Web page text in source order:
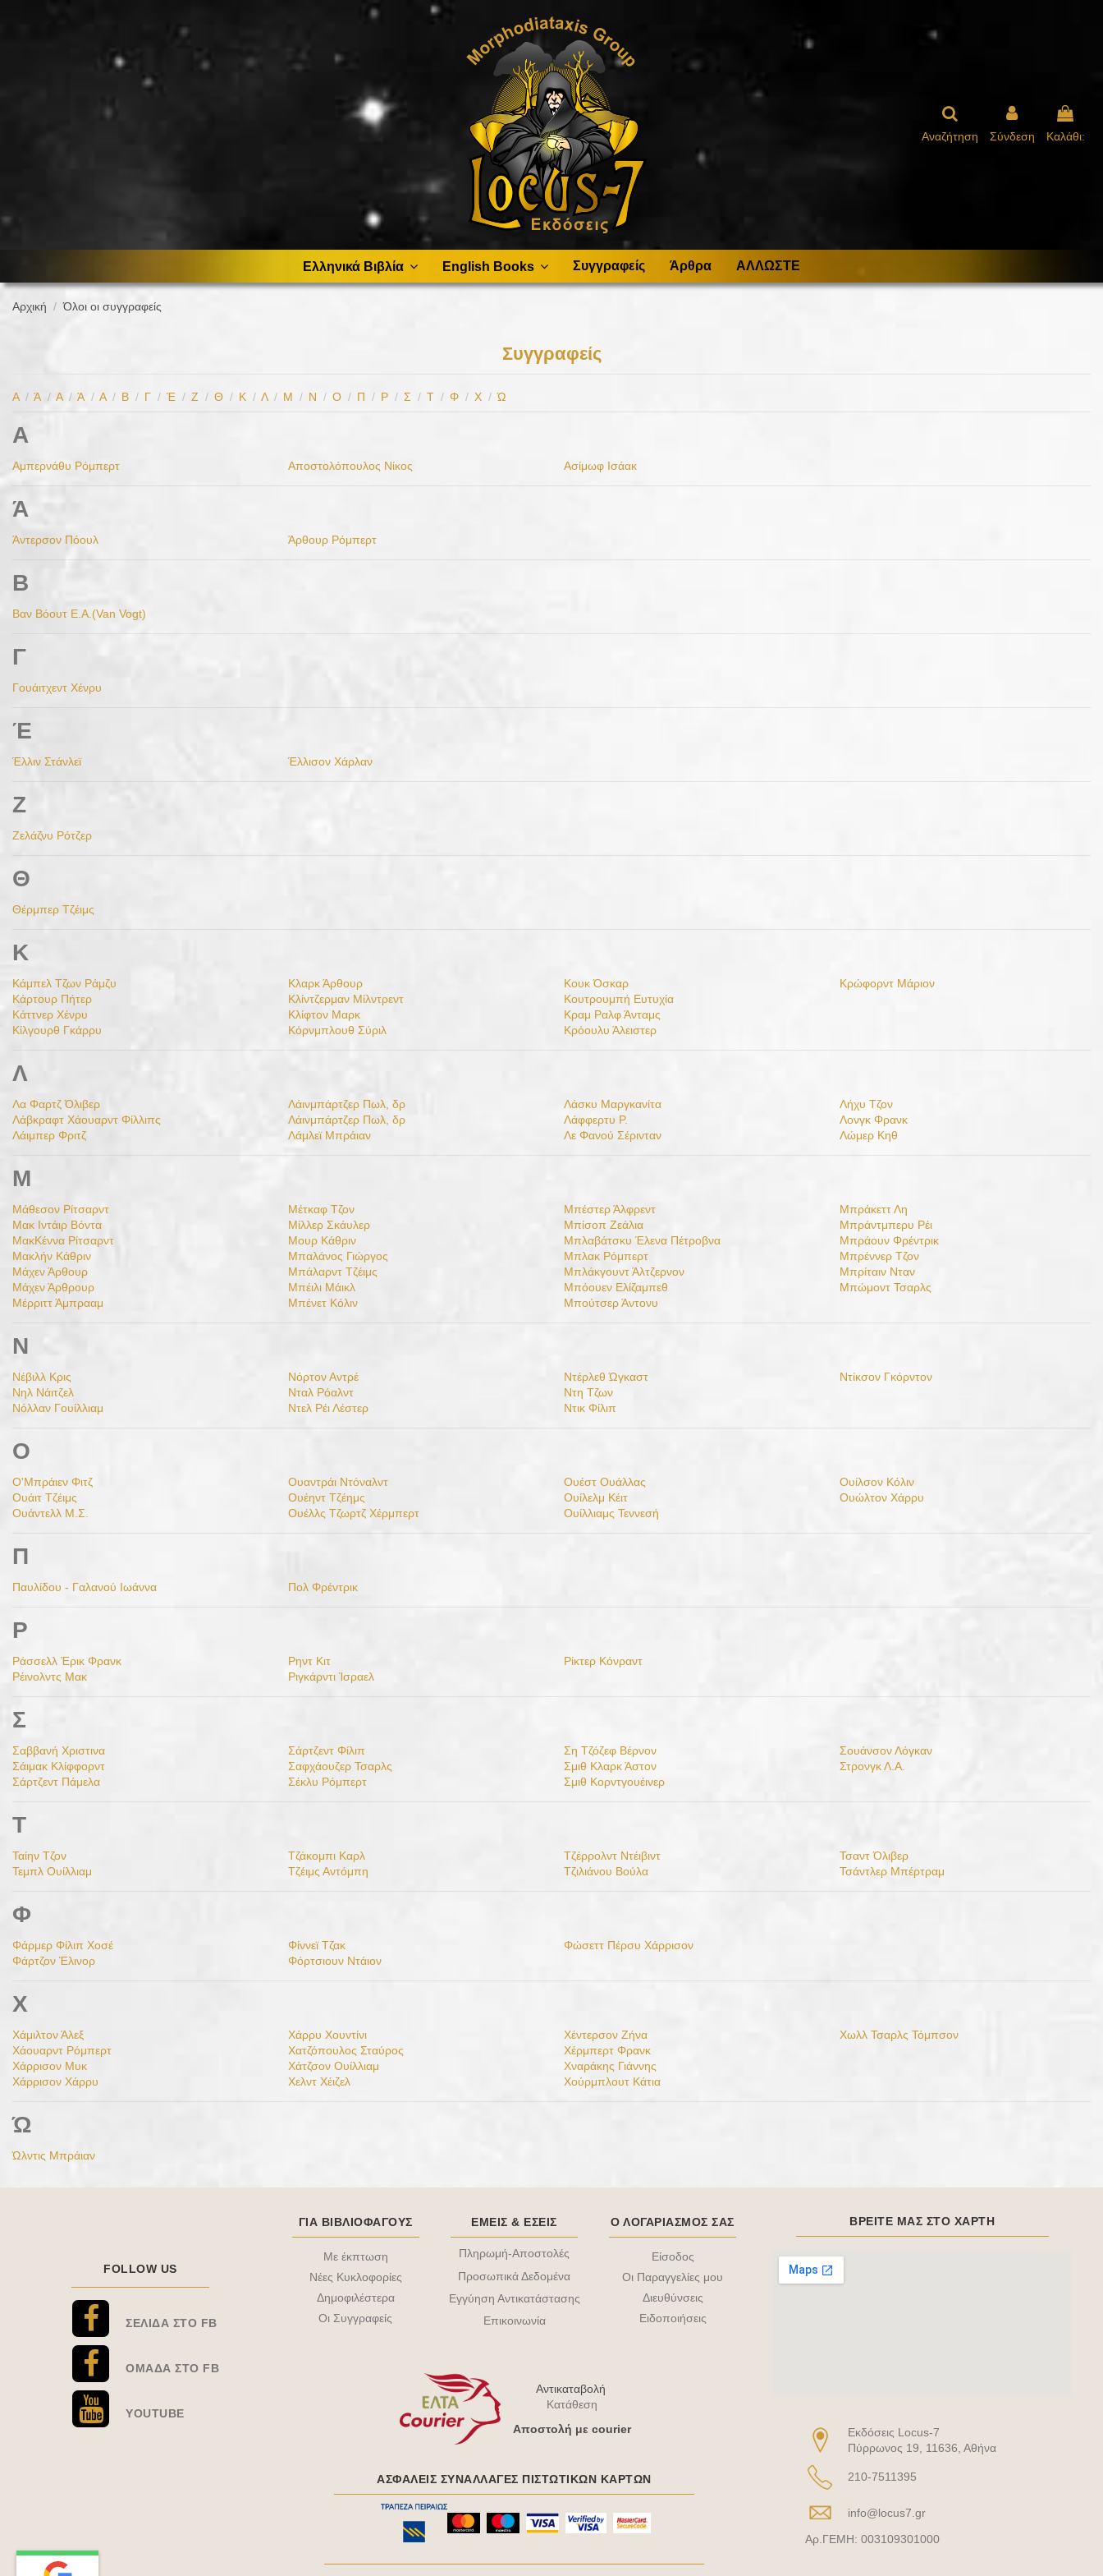
Αναζήτηση Σύνδεση Καλάθι:
Ελληνικά Βιβλία English Books Συγγραφείς Άρθρα ΑΛΛΩΣΤΕ
Αρχική Όλοι οι συγγραφείς
Συγγραφείς
Α / Ά / Α / Ά / Α / Β / Γ / Έ / Ζ / Θ / Κ / Λ / Μ / Ν / Ο / Π / Ρ / Σ / Τ / Φ / Χ / Ώ
Α
Αμπερνάθυ Ρόμπερτ Αποστολόπουλος Νίκος Ασίμωφ Ισάακ
Ά
Άντερσον Πόουλ Άρθουρ Ρόμπερτ
Β
Βαν Βόουτ Ε.Α.(Van Vogt)
Γ
Γουάιτχεντ Χένρυ
Έ
Έλλιν Στάνλεϊ Έλλισον Χάρλαν
Ζ
Ζελάζνυ Ρότζερ
Θ
Θέρμπερ Τζέιμς
Κ
Κάμπελ Τζων Ράμζυ
Κάρτουρ Πήτερ
Κάττνερ Χένρυ
Κίλγουρθ Γκάρρυ
Κλαρκ Άρθουρ
Κλίντζερμαν Μίλντρεντ
Κλίφτον Μαρκ
Κόρνμπλουθ Σύριλ
Κουκ Όσκαρ
Κουτρουμπή Ευτυχία
Κραμ Ραλφ Άνταμς
Κρόουλυ Άλειστερ
Κρώφορντ Μάριον
Λ
Λα Φαρτζ Όλιβερ
Λάβκραφτ Χάουαρντ Φίλλιπς
Λάιμπερ Φριτζ
Λάινμπάρτζερ Πωλ, δρ
Λάινμπάρτζερ Πωλ, δρ
Λάμλεϊ Μπράιαν
Λάσκυ Μαργκανίτα
Λάφφερτυ Ρ.
Λε Φανού Σέρινταν
Λήχυ Τζον
Λονγκ Φρανκ
Λώμερ Κηθ
Μ
Μάθεσον Ρίτσαρντ
Μακ Ιντάιρ Βόντα
ΜακΚέννα Ρίτσαρντ
Μακλήν Κάθριν
Μάχεν Άρθουρ
Μάχεν Άρθρουρ
Μέρριττ Άμπρααμ
Μέτκαφ Τζον
Μίλλερ Σκάυλερ
Μουρ Κάθριν
Μπαλάνος Γιώργος
Μπάλαρντ Τζέιμς
Μπέιλι Μάικλ
Μπένετ Κόλιν
Μπέστερ Άλφρεντ
Μπίσοπ Ζεάλια
Μπλαβάτσκυ Έλενα Πέτροβνα
Μπλακ Ρόμπερτ
Μπλάκγουντ Άλτζερνον
Μπόουεν Ελίζαμπεθ
Μπούτσερ Άντονυ
Μπράκεττ Λη
Μπράντμπερυ Ρέι
Μπράουν Φρέντρικ
Μπρέννερ Τζον
Μπρίταιν Νταν
Μπώμοντ Τσαρλς
Ν
Νέβιλλ Κρις
Νηλ Νάιτζελ
Νόλλαν Γουίλλιαμ
Νόρτον Αντρέ
Νταλ Ρόαλντ
Ντελ Ρέι Λέστερ
Ντέρλεθ Ώγκαστ
Ντη Τζων
Ντικ Φίλιπ
Ντίκσον Γκόρντον
Ο
Ο'Μπράιεν Φιτζ
Ουάιτ Τζέιμς
Ουάντελλ Μ.Σ.
Ουαντράι Ντόναλντ
Ουέηντ Τζέημς
Ουέλλς Τζωρτζ Χέρμπερτ
Ουέστ Ουάλλας
Ουίλελμ Κέιτ
Ουίλλιαμς Τεννεσή
Ουίλσον Κόλιν
Ουώλτον Χάρρυ
Π
Παυλίδου - Γαλανού Ιωάννα Πολ Φρέντρικ
Ρ
Ράσσελλ Έρικ Φρανκ
Ρέινολντς Μακ
Ρηντ Κιτ
Ριγκάρντι Ίσραελ
Ρίκτερ Κόνραντ
Σ
Σαββανή Χριστινα
Σάιμακ Κλίφφορντ
Σάρτζεντ Πάμελα
Σάρτζεντ Φίλιπ
Σαφχάουζερ Τσαρλς
Σέκλυ Ρόμπερτ
Ση Τζόζεφ Βέρνον
Σμιθ Κλαρκ Άστον
Σμιθ Κορντγουέινερ
Σουάνσον Λόγκαν
Στρονγκ Λ.Α.
Τ
Ταίην Τζον
Τεμπλ Ουίλλιαμ
Τζάκομπι Καρλ
Τζέιμς Αντόμπη
Τζέρρολντ Ντέιβιντ
Τζιλιάνου Βούλα
Τσαντ Όλιβερ
Τσάντλερ Μπέρτραμ
Φ
Φάρμερ Φίλιπ Χοσέ
Φάρτζον Έλινορ
Φίννεϊ Τζακ
Φόρτσιουν Ντάιον
Φώσεττ Πέρσυ Χάρρισον
Χ
Χάμιλτον Άλεξ
Χάουαρντ Ρόμπερτ
Χάρρισον Μυκ
Χάρρισον Χάρρυ
Χάρρυ Χουντίνι
Χατζόπουλος Σταύρος
Χάτζσον Ουίλλιαμ
Χελντ Χέιζελ
Χέντερσον Ζήνα
Χέρμπερτ Φρανκ
Χναράκης Γιάννης
Χούρμπλουτ Κάτια
Χωλλ Τσαρλς Τόμπσον
Ώ
Ώλντις Μπράιαν
FOLLOW US
ΣΕΛΊΔΑ ΣΤΟ FB
ΟΜΆΔΑ ΣΤΟ FB
YOUTUBE
ΓΙΑ ΒΙΒΛΙΟΦΑΓΟΥΣ
Με έκπτωση
Νέες Κυκλοφορίες
Δημοφιλέστερα
Οι Συγγραφείς
ΕΜΕΙΣ & EΣΕΙΣ
Πληρωμή-Αποστολές
Προσωπικά Δεδομένα
Εγγύηση Αντικατάστασης
Επικοινωνία
Ο ΛΟΓΑΡΙΑΣΜΟΣ ΣΑΣ
Είσοδος
Οι Παραγγελίες μου
Διευθύνσεις
Ειδοποιήσεις
Αντικαταβολή
Κατάθεση
Aποστολή με courier
ΑΣΦΑΛΕΊΣ ΣΥΝΑΛΛΑΓΈΣ ΠΙΣΤΩΤΙΚΩΝ ΚΑΡΤΩΝ
ΒΡΕΙΤΕ ΜΑΣ ΣΤΟ ΧΑΡΤΗ
Eκδόσεις Locus-7
Πύρρωνος 19, 11636, Αθήνα
210-7511395
info@locus7.gr
Αρ.ΓΕΜΗ: 003109301000